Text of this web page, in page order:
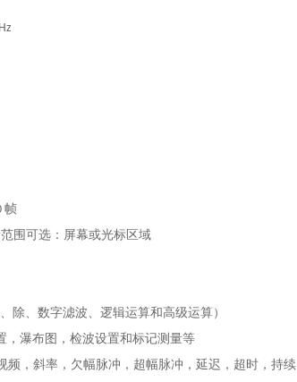
帧
围可选：屏幕或光标区域
除、数字滤波、逻辑运算和高级运算）
，瀑布图，检波设置和标记测量等
频，斜率，欠幅脉冲，超幅脉冲，延迟，超时，持续